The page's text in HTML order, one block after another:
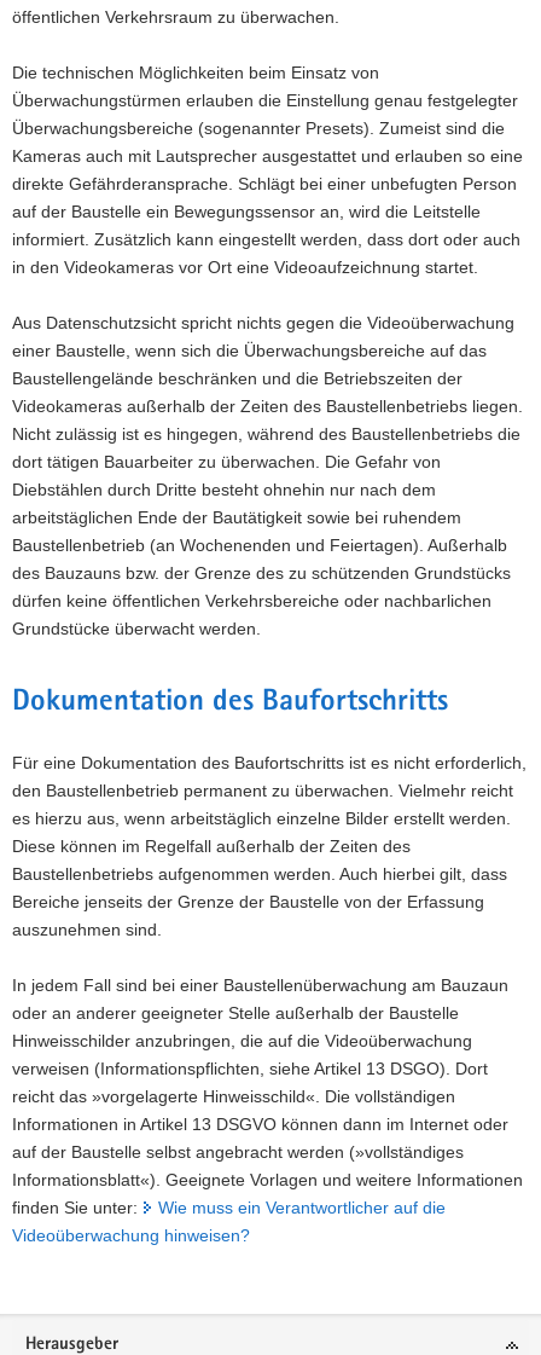
öffentlichen Verkehrsraum zu überwachen.
Die technischen Möglichkeiten beim Einsatz von
Überwachungstürmen erlauben die Einstellung genau festgelegter
Überwachungsbereiche (sogenannter Presets). Zumeist sind die
Kameras auch mit Lautsprecher ausgestattet und erlauben so eine
direkte Gefährderansprache. Schlägt bei einer unbefugten Person
auf der Baustelle ein Bewegungssensor an, wird die Leitstelle
informiert. Zusätzlich kann eingestellt werden, dass dort oder auch
in den Videokameras vor Ort eine Videoaufzeichnung startet.
Aus Datenschutzsicht spricht nichts gegen die Videoüberwachung
einer Baustelle, wenn sich die Überwachungsbereiche auf das
Baustellengelände beschränken und die Betriebszeiten der
Videokameras außerhalb der Zeiten des Baustellenbetriebs liegen.
Nicht zulässig ist es hingegen, während des Baustellenbetriebs die
dort tätigen Bauarbeiter zu überwachen. Die Gefahr von
Diebstählen durch Dritte besteht ohnehin nur nach dem
arbeitstäglichen Ende der Bautätigkeit sowie bei ruhendem
Baustellenbetrieb (an Wochenenden und Feiertagen). Außerhalb
des Bauzauns bzw. der Grenze des zu schützenden Grundstücks
dürfen keine öffentlichen Verkehrsbereiche oder nachbarlichen
Grundstücke überwacht werden.
Dokumentation des Baufortschritts
Für eine Dokumentation des Baufortschritts ist es nicht erforderlich,
den Baustellenbetrieb permanent zu überwachen. Vielmehr reicht
es hierzu aus, wenn arbeitstäglich einzelne Bilder erstellt werden.
Diese können im Regelfall außerhalb der Zeiten des
Baustellenbetriebs aufgenommen werden. Auch hierbei gilt, dass
Bereiche jenseits der Grenze der Baustelle von der Erfassung
auszunehmen sind.
In jedem Fall sind bei einer Baustellenüberwachung am Bauzaun
oder an anderer geeigneter Stelle außerhalb der Baustelle
Hinweisschilder anzubringen, die auf die Videoüberwachung
verweisen (Informationspflichten, siehe Artikel 13 DSGO). Dort
reicht das »vorgelagerte Hinweisschild«. Die vollständigen
Informationen in Artikel 13 DSGVO können dann im Internet oder
auf der Baustelle selbst angebracht werden (»vollständiges
Informationsblatt«). Geeignete Vorlagen und weitere Informationen
finden Sie unter:
Wie muss ein Verantwortlicher auf die
Videoüberwachung hinweisen?
Footer-
Herausgeber